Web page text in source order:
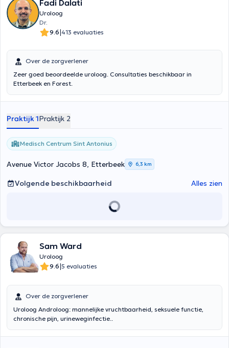
Fadi Dalati
Uroloog
Dr.
9.6|413 evaluaties
Over de zorgverlener
Zeer goed beoordeelde uroloog. Consultaties beschikbaar in
Etterbeek en Forest.
Praktijk 1Praktijk 2
Medisch Centrum Sint Antonius
Avenue Victor Jacobs 8, Etterbeek 6,3 km
Volgende beschikbaarheid Alles zien
Sam Ward
Uroloog
9.6|5 evaluaties
Over de zorgverlener
Uroloog Androloog: mannelijke vruchtbaarheid, seksuele functie,
chronische pijn, urineweginfectie..